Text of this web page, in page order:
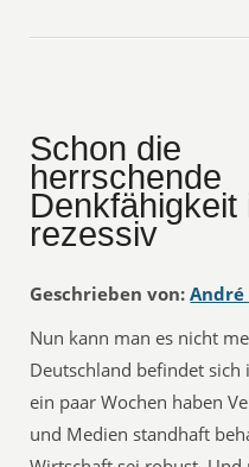
Schon die
herrschende
Denkfähigkeit
rezessiv
Geschrieben von:
Nun kann man es nicht
Deutschland befindet sich
ein paar Wochen haben
und Medien standhaft